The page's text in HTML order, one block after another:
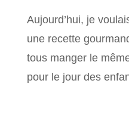
Aujourd’hui, je
une recette
tous manger le
pour le jour des